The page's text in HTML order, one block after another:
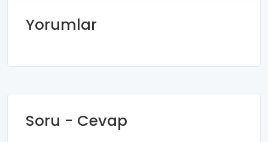
Yorumlar
Soru - Cevap